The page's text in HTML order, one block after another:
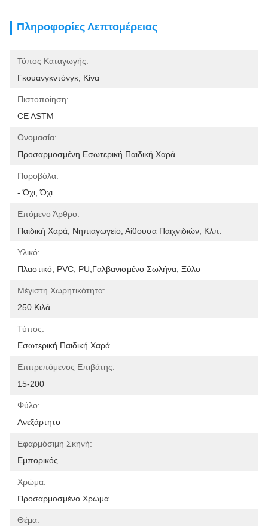
Πληροφορίες Λεπτομέρειας
Τόπος Καταγωγής:
Γκουανγκντόνγκ, Κίνα
Πιστοποίηση:
CE ASTM
Ονομασία:
Προσαρμοσμένη Εσωτερική Παιδική Χαρά
Πυροβόλα:
- Όχι, Όχι.
Επόμενο Άρθρο:
Παιδική Χαρά, Νηπιαγωγείο, Αίθουσα Παιχνιδιών, Κλπ.
Υλικό:
Πλαστικό, PVC, PU,Γαλβανισμένο Σωλήνα, Ξύλο
Μέγιστη Χωρητικότητα:
250 Κιλά
Τύπος:
Εσωτερική Παιδική Χαρά
Επιτρεπόμενος Επιβάτης:
15-200
Φύλο:
Ανεξάρτητο
Εφαρμόσιμη Σκηνή:
Εμπορικός
Χρώμα:
Προσαρμοσμένο Χρώμα
Θέμα: